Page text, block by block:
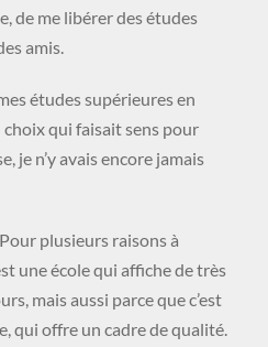
de me libérer des études
amis.
études supérieures en
choix qui faisait sens pour
je n’y avais encore jamais
plusieurs raisons à
une école qui affiche de très
mais aussi parce que c’est
qui offre un cadre de qualité.